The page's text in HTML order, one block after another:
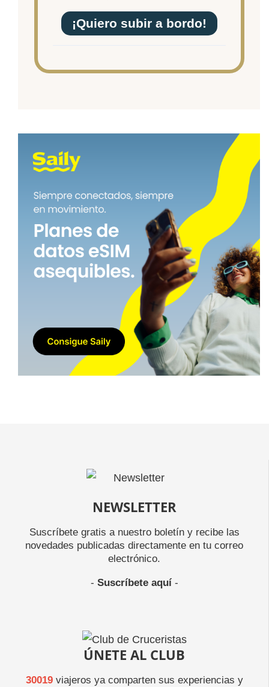
NEWSLETTER
Suscríbete gratis a nuestro boletín y recibe las
novedades publicadas directamente en tu correo
electrónico.
- Suscríbete aquí-
ÚNETE AL CLUB
30019viajeros ya comparten sus experiencias y